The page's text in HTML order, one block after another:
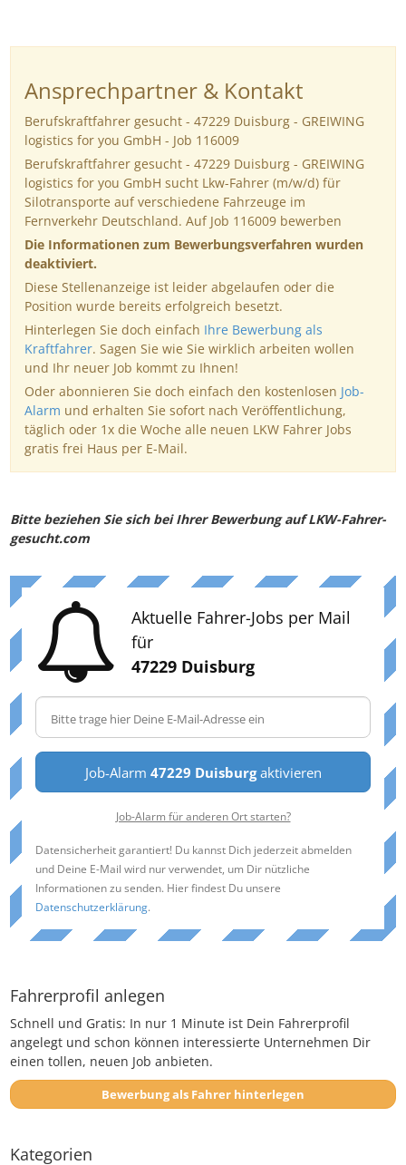
Ansprechpartner & Kontakt
Berufskraftfahrer gesucht - 47229 Duisburg - GREIWING
logistics for you GmbH - Job 116009
Berufskraftfahrer gesucht - 47229 Duisburg - GREIWING
logistics for you GmbH sucht Lkw-Fahrer (m/w/d) für
Silotransporte auf verschiedene Fahrzeuge im
Fernverkehr Deutschland. Auf Job 116009 bewerben
Die Informationen zum Bewerbungsverfahren wurden
deaktiviert.
Diese Stellenanzeige ist leider abgelaufen oder die
Position wurde bereits erfolgreich besetzt.
Hinterlegen Sie doch einfach Ihre Bewerbung als
Kraftfahrer. Sagen Sie wie Sie wirklich arbeiten wollen
und Ihr neuer Job kommt zu Ihnen!
Oder abonnieren Sie doch einfach den kostenlosen Job-
Alarm und erhalten Sie sofort nach Veröffentlichung,
täglich oder 1x die Woche alle neuen LKW Fahrer Jobs
gratis frei Haus per E-Mail.
Bitte beziehen Sie sich bei Ihrer Bewerbung auf LKW-Fahrer-
gesucht.com
Aktuelle Fahrer-Jobs per Mail
für
47229 Duisburg
Job-Alarm 47229 Duisburgaktivieren
Job-Alarm für anderen Ort starten?
Datensicherheit garantiert! Du kannst Dich jederzeit abmelden
und Deine E-Mail wird nur verwendet, um Dir nützliche
Informationen zu senden. Hier findest Du unsere
Datenschutzerklärung.
Fahrerprofil anlegen
Schnell und Gratis: In nur 1 Minute ist Dein Fahrerprofil
angelegt und schon können interessierte Unternehmen Dir
einen tollen, neuen Job anbieten.
Bewerbung als Fahrer hinterlegen
Kategorien